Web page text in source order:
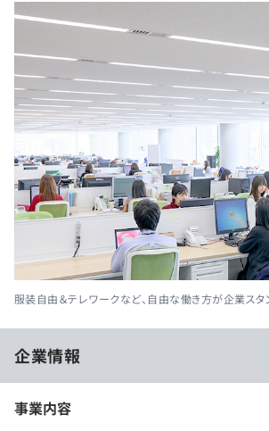
服装自由＆テレワークなど、自由な働き方が企業スタ
企業情報
事業内容